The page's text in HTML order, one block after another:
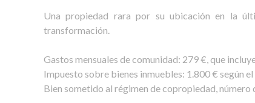
Una propiedad rara por su ubicación en la
transformación.
Gastos mensuales de comunidad: 279 €, que
Impuesto sobre bienes inmuebles: 1.800 € según
Bien sometido al régimen de copropiedad, número